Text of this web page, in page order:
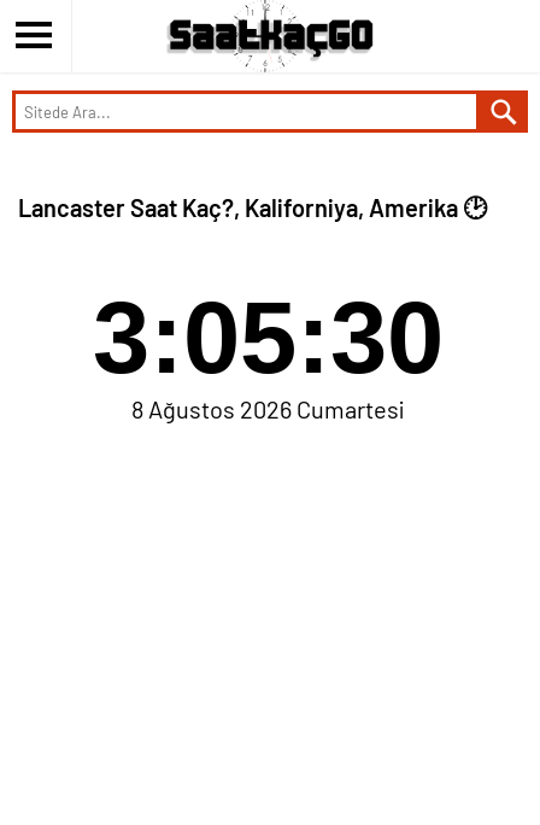
Lancaster Saat Kaç?, Kaliforniya, Amerika 🕑
3:05:30
8 Ağustos 2026 Cumartesi